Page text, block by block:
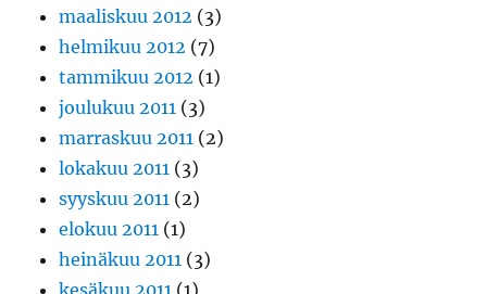
maaliskuu 2012 (3)
helmikuu 2012 (7)
tammikuu 2012 (1)
joulukuu 2011 (3)
marraskuu 2011 (2)
lokakuu 2011 (3)
syyskuu 2011 (2)
elokuu 2011 (1)
heinäkuu 2011 (3)